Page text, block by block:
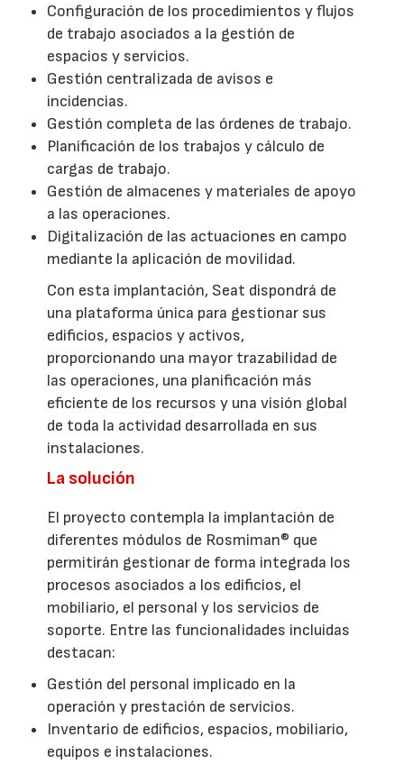
Configuración de los procedimientos y flujos
de trabajo asociados a la gestión de
espacios y servicios.
Gestión centralizada de avisos e
incidencias.
Gestión completa de las órdenes de trabajo.
Planificación de los trabajos y cálculo de
cargas de trabajo.
Gestión de almacenes y materiales de apoyo
a las operaciones.
Digitalización de las actuaciones en campo
mediante la aplicación de movilidad.
Con esta implantación, Seat dispondrá de
una plataforma única para gestionar sus
edificios, espacios y activos,
proporcionando una mayor trazabilidad de
las operaciones, una planificación más
eficiente de los recursos y una visión global
de toda la actividad desarrollada en sus
instalaciones.
La solución
El proyecto contempla la implantación de
diferentes módulos de Rosmiman® que
permitirán gestionar de forma integrada los
procesos asociados a los edificios, el
mobiliario, el personal y los servicios de
soporte. Entre las funcionalidades incluidas
destacan:
Gestión del personal implicado en la
operación y prestación de servicios.
Inventario de edificios, espacios, mobiliario,
equipos e instalaciones.